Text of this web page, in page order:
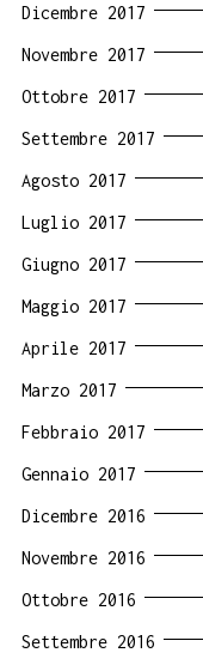
Dicembre 2017
Novembre 2017
Ottobre 2017
Settembre 2017
Agosto 2017
Luglio 2017
Giugno 2017
Maggio 2017
Aprile 2017
Marzo 2017
Febbraio 2017
Gennaio 2017
Dicembre 2016
Novembre 2016
Ottobre 2016
Settembre 2016